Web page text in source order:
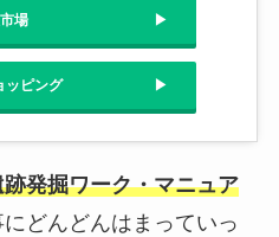
場
ッピング
発掘ワーク・マニュア
どんどんはまっていっ